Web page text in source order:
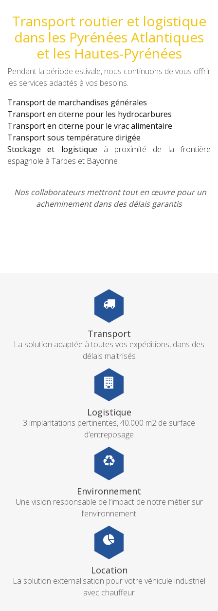
Transport routier et logistique
dans les Pyrénées Atlantiques
et les Hautes-Pyrénées
Pendant la période estivale, nous continuons de vous offrir
les services adaptés à vos besoins.
Transport de marchandises générales
Transport en citerne pour les hydrocarbures
Transport en citerne pour le vrac alimentaire
Transport sous température dirigée
Stockage et logistique à proximité de la frontière
espagnole à Tarbes et Bayonne
Nos collaborateurs mettront tout en œuvre pour un
acheminement dans des délais garantis
Transport
La solution adaptée à toutes vos expéditions, dans des
délais maitrisés
Logistique
3 implantations pertinentes, 40.000 m2 de surface
d’entreposage
Environnement
Une vision responsable de l’impact de notre métier sur
l’environnement
Location
La solution externalisation pour votre véhicule industriel
avec chauffeur